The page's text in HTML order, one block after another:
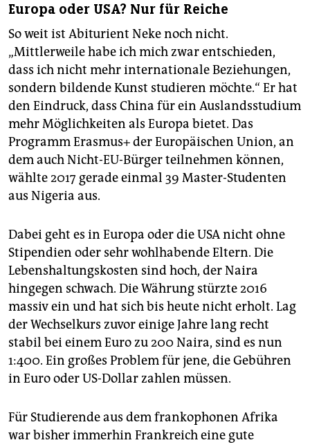
Europa oder USA? Nur für Reiche
So weit ist Abiturient Neke noch nicht.
„Mittlerweile habe ich mich zwar entschieden,
dass ich nicht mehr internationale Beziehungen,
sondern bildende Kunst studieren möchte.“ Er hat
den Eindruck, dass China für ein Auslandsstudium
mehr Möglichkeiten als Europa bietet. Das
Programm Erasmus+ der Europäischen Union, an
dem auch Nicht-EU-Bürger teilnehmen können,
wählte 2017 gerade einmal 39 Master-Studenten
aus Nigeria aus.
Dabei geht es in Europa oder die USA nicht ohne
Stipendien oder sehr wohlhabende Eltern. Die
Lebenshaltungskosten sind hoch, der Naira
hingegen schwach. Die Währung stürzte 2016
massiv ein und hat sich bis heute nicht erholt. Lag
der Wechselkurs zuvor einige Jahre lang recht
stabil bei einem Euro zu 200 Naira, sind es nun
1:400. Ein großes Problem für jene, die Gebühren
in Euro oder US-Dollar zahlen müssen.
Für Studierende aus dem frankophonen Afrika
war bisher immerhin Frankreich eine gute